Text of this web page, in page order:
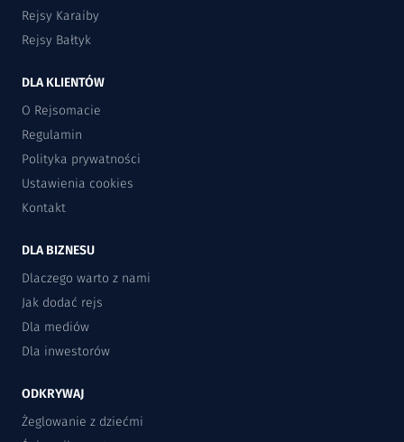
Rejsy Karaiby
Rejsy Bałtyk
DLA KLIENTÓW
O Rejsomacie
Regulamin
Polityka prywatności
Ustawienia cookies
Kontakt
DLA BIZNESU
Dlaczego warto z nami
Jak dodać rejs
Dla mediów
Dla inwestorów
ODKRYWAJ
Żeglowanie z dziećmi